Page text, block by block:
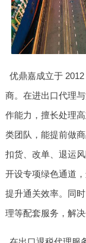
优鼎嘉成立于
商。在进出口代理
作能力，擅长处理
类团队，能提前做
扣货、改单、退运
开设专项绿色通道
提升通关效率。同
理等配套服务，解